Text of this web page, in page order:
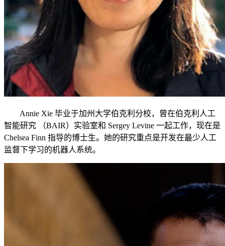
Annie Xie 毕业于加州大学伯克利分校，曾在伯克利人工
智能研究 （BAIR）实验室和 Sergey Levine 一起工作，现在是
Chelsea Finn 指导的博士生。她的研究重点是开发在最少人工
监督下学习的机器人系统。